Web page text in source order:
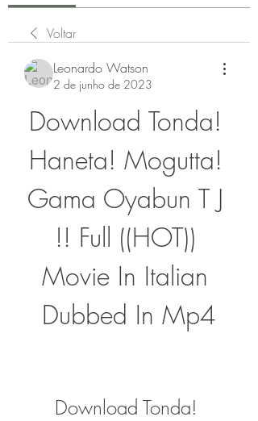
Voltar
Leonardo Watson
2 de junho de 2023
Download Tonda!
Haneta! Mogutta!
Gama Oyabun T J
!! Full ((HOT))
Movie In Italian
Dubbed In Mp4
Download Tonda!